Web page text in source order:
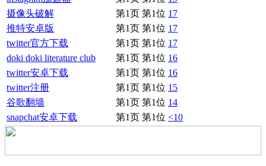
摄像头破解
第1页 第1位 17
推特安卓版
第1页 第1位 17
twitter官方下载
第1页 第1位 17
doki doki literature club
第1页 第1位 16
twitter安卓下载
第1页 第1位 16
twitter注册
第1页 第1位 15
谷歌翻墙
第1页 第1位 14
snapchat安卓下载
第1页 第1位 <10